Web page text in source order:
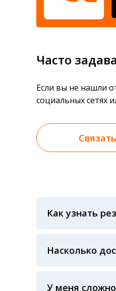
Часто
Если вы не нашли
социальных сетях
Как узнать
анализов при
Насколько
Гарантия
исследований
У меня